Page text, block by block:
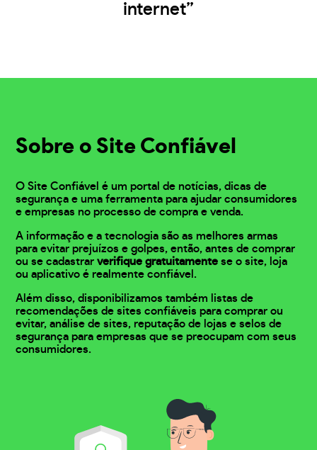
internet”
Sobre o Site Confiável
O Site Confiável é um portal de notícias, dicas de
segurança e uma ferramenta para ajudar consumidores
e empresas no processo de compra e venda.
A informação e a tecnologia são as melhores armas
para evitar prejuízos e golpes, então, antes de comprar
ou se cadastrarverifique gratuitamente se o site, loja
ou aplicativo é realmente confiável.
Além disso, disponibilizamos também listas de
recomendações de sites confiáveis para comprar ou
evitar, análise de sites, reputação de lojas e selos de
segurança para empresas que se preocupam com seus
consumidores.